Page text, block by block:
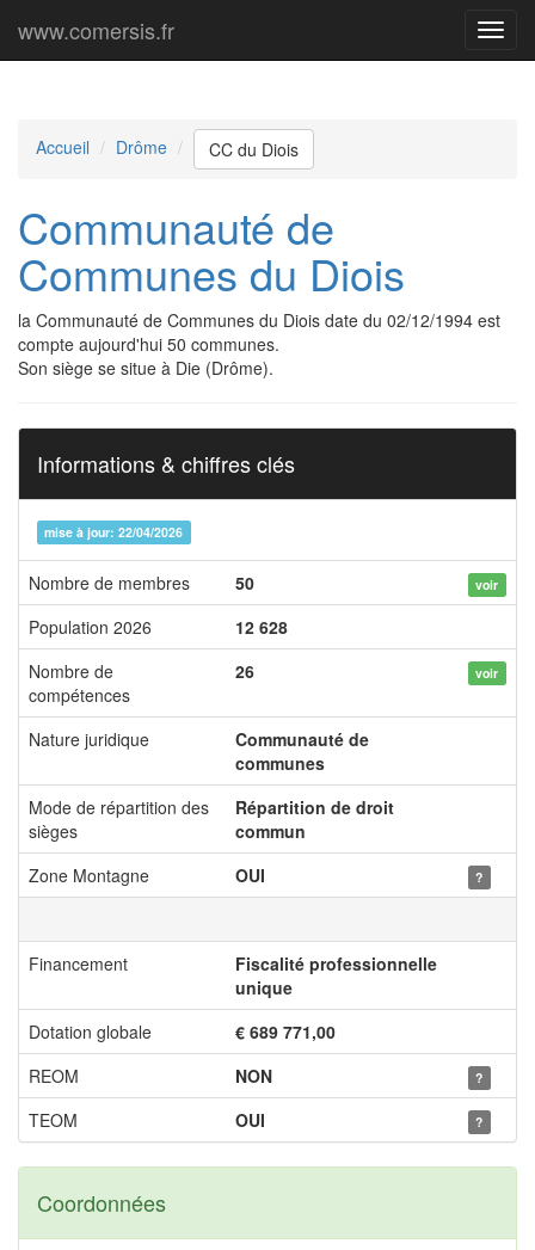
Menu
www.comersis.fr
Accueil Drôme CC du Diois
Communauté de
Communes du Diois
la Communauté de Communes du Diois date du 02/12/1994 est
compte aujourd'hui 50 communes.
Son siège se situe à Die (Drôme).
Informations & chiffres clés
mise à jour: 22/04/2026
Nombre de membres 50 voir
Population 2026
12 628
Nombre de
compétences
26 voir
Nature juridique
Communauté de
communes
Mode de répartition des
sièges
Répartition de droit
commun
Zone Montagne
OUI ?
Financement
Fiscalité professionnelle
unique
Dotation globale
€ 689 771,00
REOM
NON ?
TEOM OUI ?
Coordonnées